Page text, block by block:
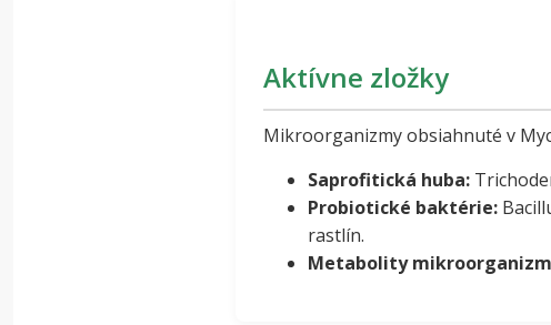
Aktívne zložky
Mikroorganizmy obsiahnuté v
Saprofitická huba:
Probiotické baktérie:
rastlín.
Metabolity